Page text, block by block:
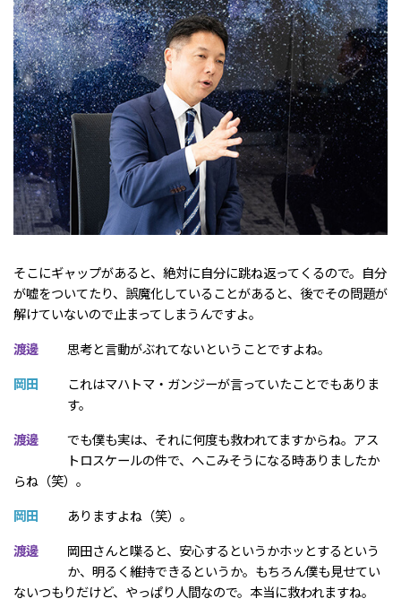
そこにギャップがあると、絶対に自分に跳ね返ってくるので。自分
が嘘をついてたり、誤魔化していることがあると、後でその問題が
解けていないので止まってしまうんですよ。
渡邊
思考と言動がぶれてないということですよね。
岡田
これはマハトマ・ガンジーが言っていたことでもありま
す。
渡邊
でも僕も実は、それに何度も救われてますからね。アス
トロスケールの件で、へこみそうになる時ありましたか
らね（笑）。
岡田
ありますよね（笑）。
渡邊
岡田さんと喋ると、安心するというかホッとするという
か、明るく維持できるというか。もちろん僕も見せてい
ないつもりだけど、やっぱり人間なので。本当に救われますね。